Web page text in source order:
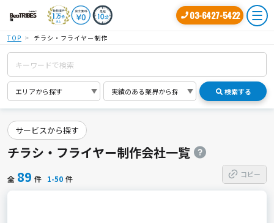
03-6427-5422
TOP チラシ・フライヤー制作
検索する
サービスから探す
チラシ・フライヤー制作会社一覧
コピー
全 89 件 1-50 件